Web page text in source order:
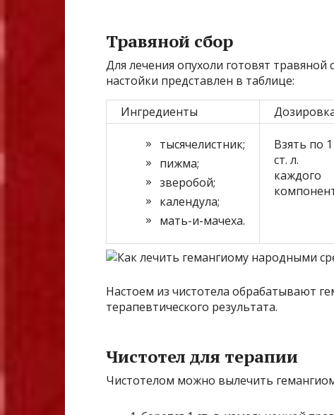
Травяной сбор
Для лечения опухоли готовят
настойки представлен в таблице:
Ингредиенты
тысячелистник;
пижма;
зверобой;
календула;
мать-и-мачеха.
Взять по 1
ст. л.
каждого
Настоем из чистотела обрабатывают
терапевтического результата.
Чистотел для терапии
Чистотелом можно вылечить